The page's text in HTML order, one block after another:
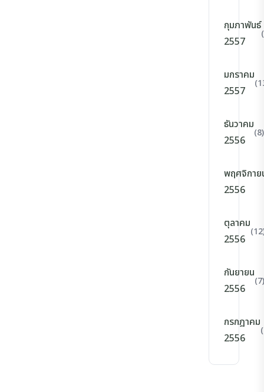
กุมภาพันธ์
2557
มกราคม
2557
ธันวาคม
2556
(8)
พฤศจิกาย
2556
ตุลาคม
2556
กันยายน
2556
(7)
กรกฎาคม
2556